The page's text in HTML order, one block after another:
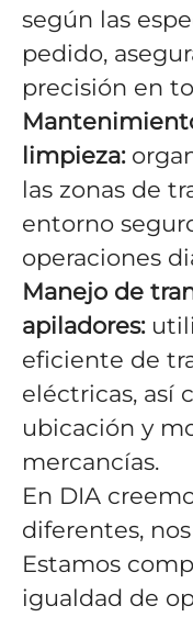
según las
pedido,
precisión en
limpieza:
las zonas de
entorno
operaciones
Manejo de
apiladores:
eficiente de
eléctricas, así
ubicación y
mercancías.
En DIA
diferentes,
Estamos
igualdad de